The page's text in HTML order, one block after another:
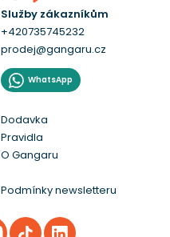
Služby zákazníkům
+420735745232
prodej@gangaru.cz
WhatsApp
Dodavka
Pravidla
O Gangaru
Podmínky newsletteru